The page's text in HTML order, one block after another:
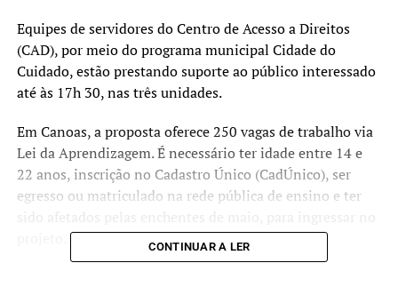
Equipes de servidores do Centro de Acesso a Direitos
(CAD), por meio do programa municipal Cidade do
Cuidado, estão prestando suporte ao público interessado
até às 17h 30, nas três unidades.
Em Canoas, a proposta oferece 250 vagas de trabalho via
Lei da Aprendizagem. É necessário ter idade entre 14 e
22 anos, inscrição no Cadastro Único (CadÚnico), ser
egresso ou matriculado na rede pública de ensino e ter
CONTINUAR A LER